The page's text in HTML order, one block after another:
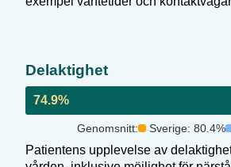
Delaktighet
74.9%
Genomsnitt: Sverige: 80.4%
Patientens upplevelse av